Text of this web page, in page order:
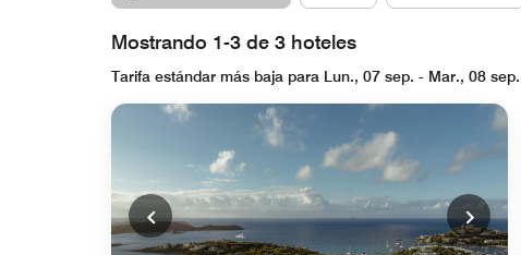
Mostrando 1-3 de 3 hoteles
Tarifa estándar más baja para Lun., 07 sep. - Mar., 08 sep.